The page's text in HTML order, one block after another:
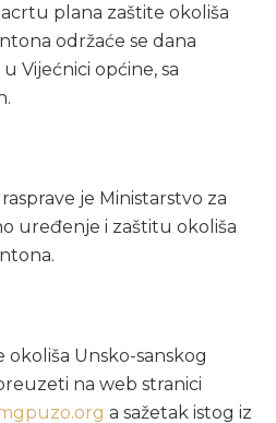
plana zaštite okoliša
održaće se dana
Vijećnici općine, sa
je Ministarstvo za
uređenje i zaštitu okoliša
Unsko-sanskog
na web stranici
a sažetak istog iz